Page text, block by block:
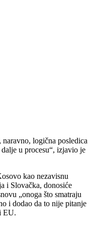
logična posledica
u procesu“, izjavio je
kao nezavisnu
i Slovačka, donosiće
„onoga što smatraju
i dodao da to nije pitanje
EU.